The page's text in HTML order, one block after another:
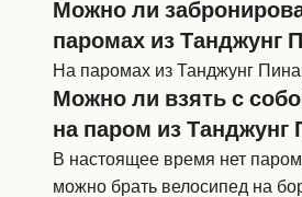
Можно ли
паромах из Танджунг
На паромах из Танджунг
Можно ли взять с
на паром из Танджунг
В настоящее время нет
можно брать велосипед на